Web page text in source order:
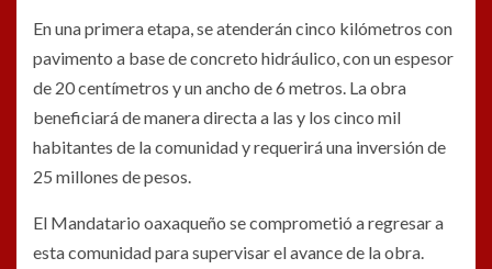
En una primera etapa, se atenderán cinco kilómetros con
pavimento a base de concreto hidráulico, con un espesor
de 20 centímetros y un ancho de 6 metros. La obra
beneficiará de manera directa a las y los cinco mil
habitantes de la comunidad y requerirá una inversión de
25 millones de pesos.
El Mandatario oaxaqueño se comprometió a regresar a
esta comunidad para supervisar el avance de la obra.